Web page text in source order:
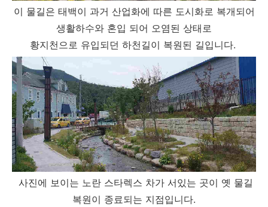
이 물길은 태백이 과거 산업화에 따른 도시화로 복개되어
생활하수와 혼입 되어 오염된 상태로
황지천으로 유입되던 하천길이 복원된 길입니다.
사진에 보이는 노란 스타렉스 차가 서있는 곳이 옛 물길
복원이 종료되는 지점입니다.